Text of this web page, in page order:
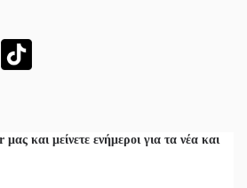
και μείνετε ενήμεροι για τα νέα και